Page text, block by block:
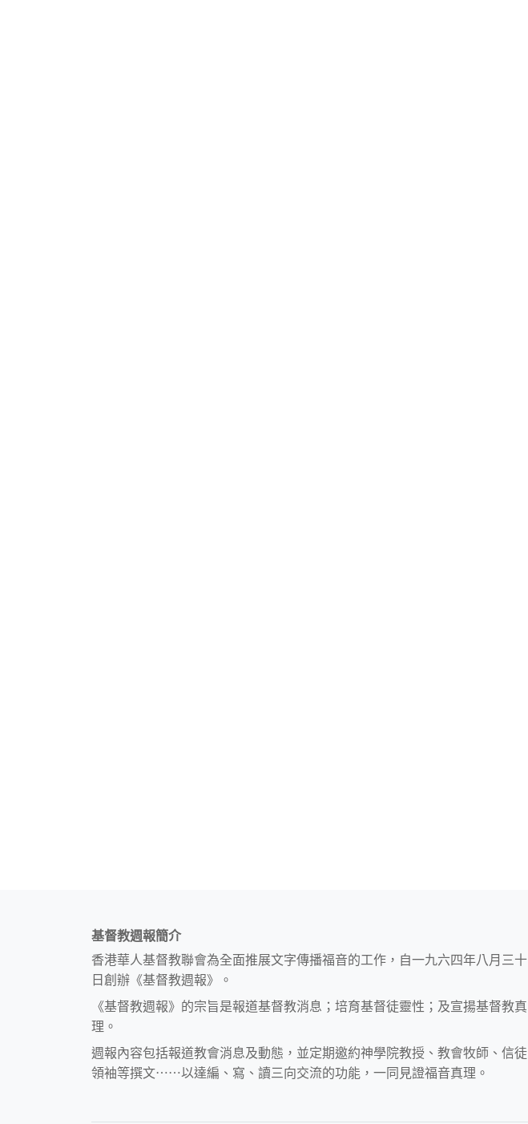
基督教週報簡介
香港華人基督教聯會為全面推展文字傳播福音的工作，自一九六四年八月三十
日創辦《基督教週報》。
《基督教週報》的宗旨是報道基督教消息；培育基督徒靈性；及宣揚基督教真
理。
週報內容包括報道教會消息及動態，並定期邀約神學院教授、教會牧師、信徒
領袖等撰文⋯⋯以達編、寫、讀三向交流的功能，一同見證福音真理。